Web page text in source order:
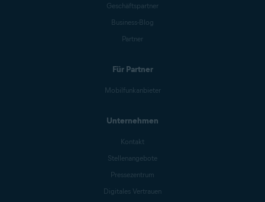
Geschäftspartner
Business-Blog
Partner
Für Partner
Mobilfunkanbieter
Unternehmen
Kontakt
Stellenangebote
Pressezentrum
Digitales Vertrauen